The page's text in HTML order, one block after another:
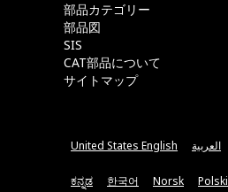
部品カテゴリー
部品図
SIS
CAT部品について
サイトマップ
United States English العربية
ಕನ್ನಡ 한국어 Norsk Polski